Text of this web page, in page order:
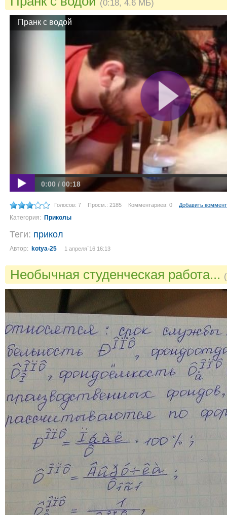
(0:18, 4.6 МБ)
Пранк с водой
0:00 / 00:18
Голосов: 7 Просм.: 2185 Комментариев: 0 Добавить
Категория: Приколы
Теги: прикол
Автор: kotya-25 1 апреля´16 16:13
Необычная студенческая работа...